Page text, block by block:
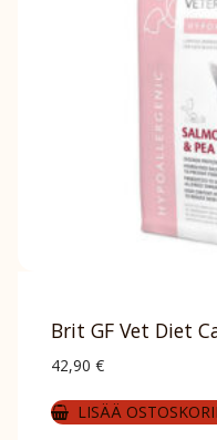
Brit GF Vet Diet
42,90 €
LISÄÄ